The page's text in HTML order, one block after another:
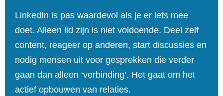
LinkedIn is pas waardevol als je er iets mee
doet. Alleen lid zijn is niet voldoende. Deel zelf
content, reageer op anderen, start discussies en
nodig mensen uit voor gesprekken die verder
gaan dan alleen ‘verbinding’. Het gaat om het
actief opbouwen van relaties.